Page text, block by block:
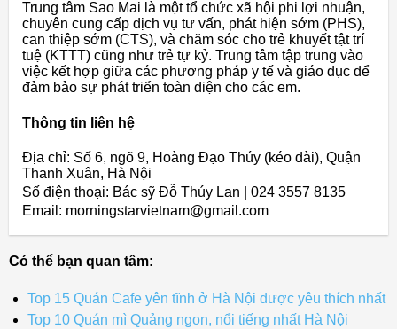
Trung tâm Sao Mai là một tổ chức xã hội phi lợi nhuận,
chuyên cung cấp dịch vụ tư vấn, phát hiện sớm (PHS),
can thiệp sớm (CTS), và chăm sóc cho trẻ khuyết tật trí
tuệ (KTTT) cũng như trẻ tự kỷ. Trung tâm tập trung vào
việc kết hợp giữa các phương pháp y tế và giáo dục để
đảm bảo sự phát triển toàn diện cho các em.
Thông tin liên hệ
Địa chỉ: Số 6, ngõ 9, Hoàng Đạo Thúy (kéo dài), Quận
Thanh Xuân, Hà Nội
Số điện thoại: Bác sỹ Đỗ Thúy Lan | 024 3557 8135
Email: morningstarvietnam@gmail.com
Có thể bạn quan tâm:
Top 15 Quán Cafe yên tĩnh ở Hà Nội được yêu thích nhất
Top 10 Quán mì Quảng ngon, nổi tiếng nhất Hà Nội